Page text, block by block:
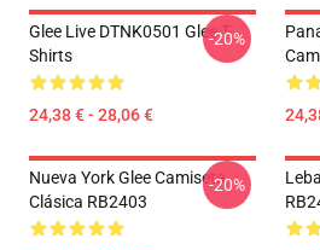
Glee Live DTNK0501 Glee T-
Shirts
24,38 € - 28,06 €
-20%
Nueva York Glee Camiseta
Clásica RB2403
-20%